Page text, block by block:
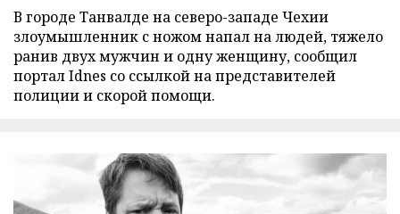
В городе Танвалде на северо-западе Чехии
злоумышленник с ножом напал на людей, тяжело
ранив двух мужчин и одну женщину, сообщил
портал Idnes со ссылкой на представителей
полиции и скорой помощи.